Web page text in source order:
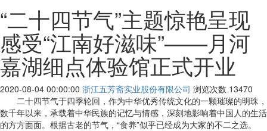
“二十四节气”主题惊艳呈现
感受“江南好滋味”——月河
嘉湖细点体验馆正式开业
2020-08-04 00:00:00 浙江五芳斋实业股份有限公司 浏览次数 13470
二十四节气于四季轮回，作为中华优秀传统文化的一颗璀璨的明珠，
数千年以来，承载着中华民族的记忆与情感，深刻地影响着中国人的生活
的方方面面。根据古老的节气，“食养”似乎已经成为大家的不二之选。